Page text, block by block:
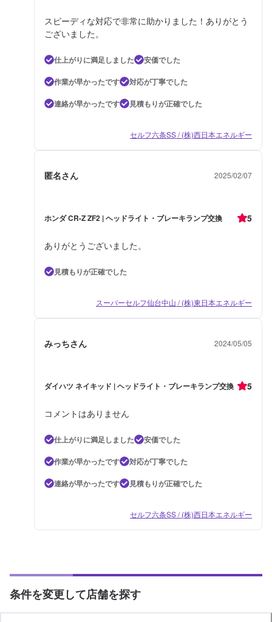
スピーディな対応で非常に助かりました！ありがとう
ございました。
仕上がりに満足しました
安価でした
作業が早かったです
対応が丁寧でした
連絡が早かったです
見積もりが正確でした
セルフ六条SS / (株)西日本エネルギー
匿名さん 2025/02/07
ホンダ CR-Z ZF2 | ヘッドライト・ブレーキランプ交換 5
ありがとうございました。
見積もりが正確でした
スーパーセルフ仙台中山 / (株)東日本エネルギー
みっちさん 2024/05/05
ダイハツ ネイキッド | ヘッドライト・ブレーキランプ交換 5
コメントはありません
仕上がりに満足しました
安価でした
作業が早かったです
対応が丁寧でした
連絡が早かったです
見積もりが正確でした
セルフ六条SS / (株)西日本エネルギー
条件を変更して店舗を探す